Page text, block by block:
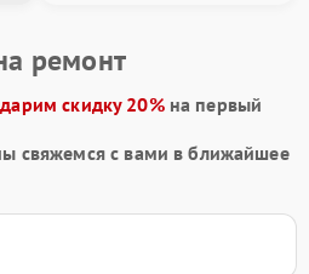
ремонт
дарим скидку 20%на первый
свяжемся с вами в ближайшее